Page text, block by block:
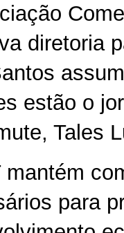
diretoria
estão o
Tales
mantém
para